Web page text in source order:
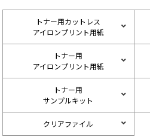
トナー用カットレス
アイロンプリント用紙
トナー用
アイロンプリント用紙
トナー用
サンプルキット
クリアファイル